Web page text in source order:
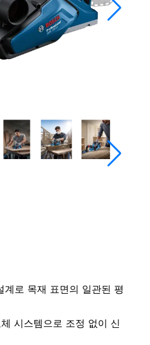
계로 목재 표면의 일관된 평
시스템으로 조정 없이 신